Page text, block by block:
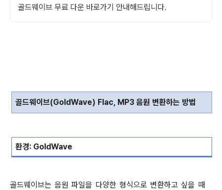
골드웨이브 무료 다운 바로가기 안내해드립니다.
골드웨이브(GoldWave) Flac, MP3 음원 변환하는 방법
환경: GoldWave
골드웨이브는 음원 파일을 다양한 형식으로 변환하고 싶을 때